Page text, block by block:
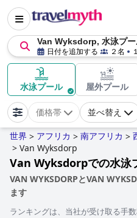
Van Wyksdorp, 水泳プー
日付を追加する ２名
水泳プール 屋外プール
価格帯 並べ替え
世界 > アフリカ > 南アフリカ >
> Van Wyksdorp
Van Wyksdorpでの水泳
VAN WYKSDORPとVAN
ます
ランキングは、当社が受け取る手